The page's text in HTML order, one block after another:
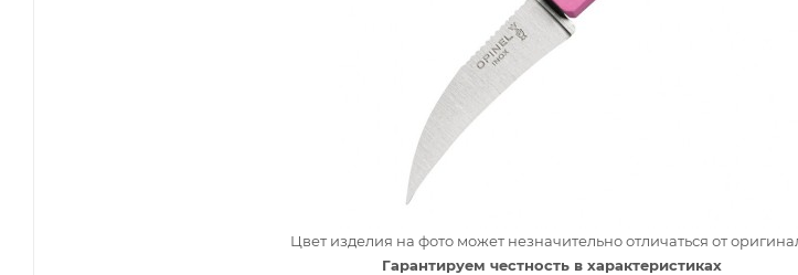
Цвет изделия на фото может незначительно отличаться от
Гарантируем честность в характеристиках